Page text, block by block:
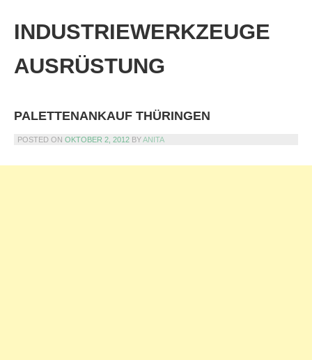
content
INDUSTRIEWERKZEUGE
AUSRÜSTUNG
PALETTENANKAUF THÜRINGEN
POSTED ON OKTOBER 2, 2012 BYANITA